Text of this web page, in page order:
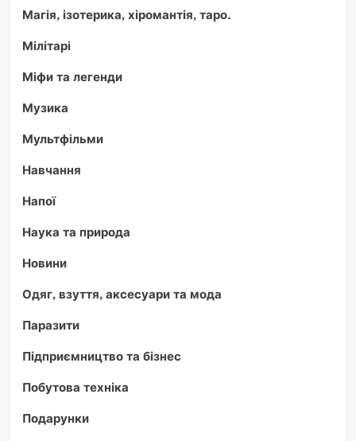
Магія, ізотерика, хіромантія, таро.
Мілітарі
Міфи та легенди
Музика
Мультфільми
Навчання
Напої
Наука та природа
Новини
Одяг, взуття, аксесуари та мода
Паразити
Підприємництво та бізнес
Побутова техніка
Подарунки